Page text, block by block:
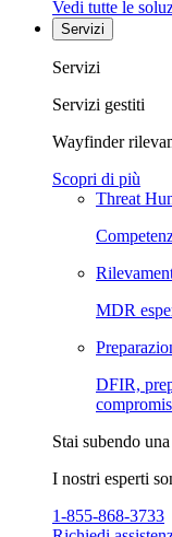
Vedi tutte le
Servizi
Servizi
Servizi gestiti
Wayfinder
Scopri di più
Threat
MDR
DFIR,
Stai subendo
I nostri esperti
1-855-868-3733